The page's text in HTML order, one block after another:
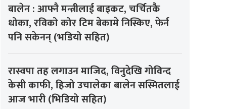
बालेन : आफ्नै मन्त्रीलाई बाइकट, चर्चितकै
धोका, रविको कोर टिम बेकामे निस्किए, फेर्न
पनि सकेनन् (भडियो सहित)
रास्वपा तह लगाउन माजिद, विनुदेखि गोविन्द
केसी काफी, हिजो उचालेका बालेन सस्मितलाई
आज भारी (भिडियो सहित)